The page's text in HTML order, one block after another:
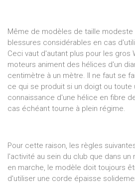
Même de modèles de taille
blessures considérables en cas
Ceci vaut d'autant plus pour les gros
moteurs animent des hélices d'un
centimètre à un mètre. Il ne faut se
ce qui se produit si un doigt ou toute
connaissance d'une hélice en fibre
cas échéant tourne à plein régime.
Pour cette raison, les règles
l'activité au sein du club que dans un
en marche, le modèle doit toujours
d'utiliser une corde épaisse